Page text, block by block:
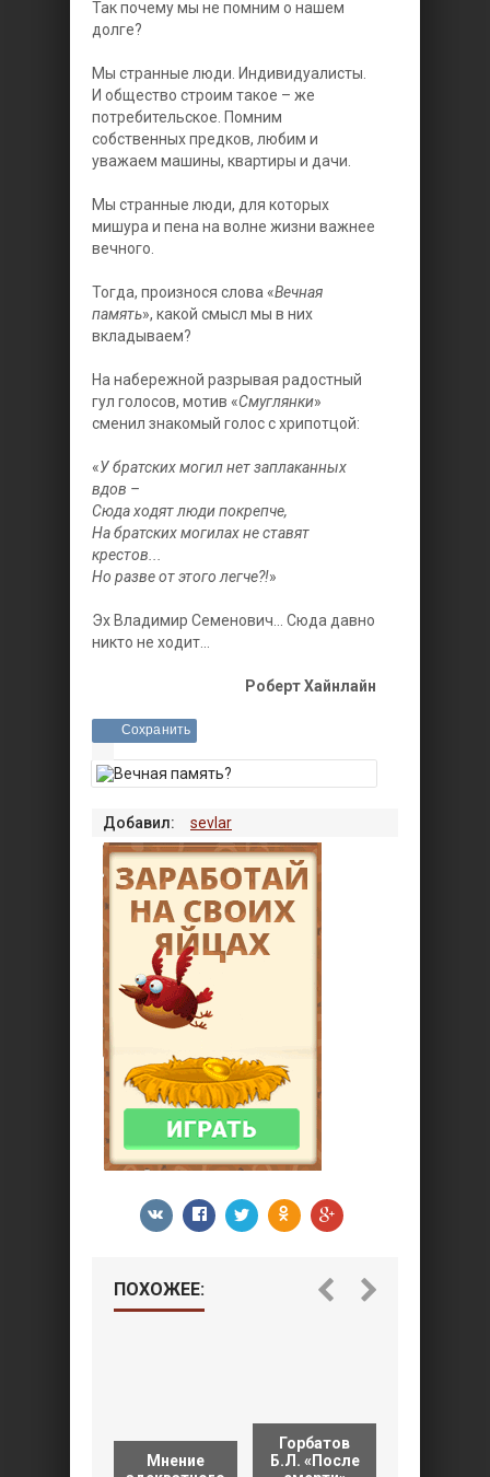
Так почему мы не помним о нашем
долге?
Мы странные люди. Индивидуалисты.
И общество строим такое – же
потребительское. Помним
собственных предков, любим и
уважаем машины, квартиры и дачи.
Мы странные люди, для которых
мишура и пена на волне жизни важнее
вечного.
Тогда, произнося слова «Вечная
память», какой смысл мы в них
вкладываем?
На набережной разрывая радостный
гул голосов, мотив «Смуглянки»
сменил знакомый голос с хрипотцой:
«У братских могил нет заплаканных
вдов –
Сюда ходят люди покрепче,
На братских могилах не ставят
крестов...
Но разве от этого легче?!»
Эх Владимир Семенович... Сюда давно
никто не ходит...
Роберт Хайнлайн
Сохранить
Добавил: sevlar
ПОХОЖЕЕ:
Мнение
Горбатов
Б.Л. «После